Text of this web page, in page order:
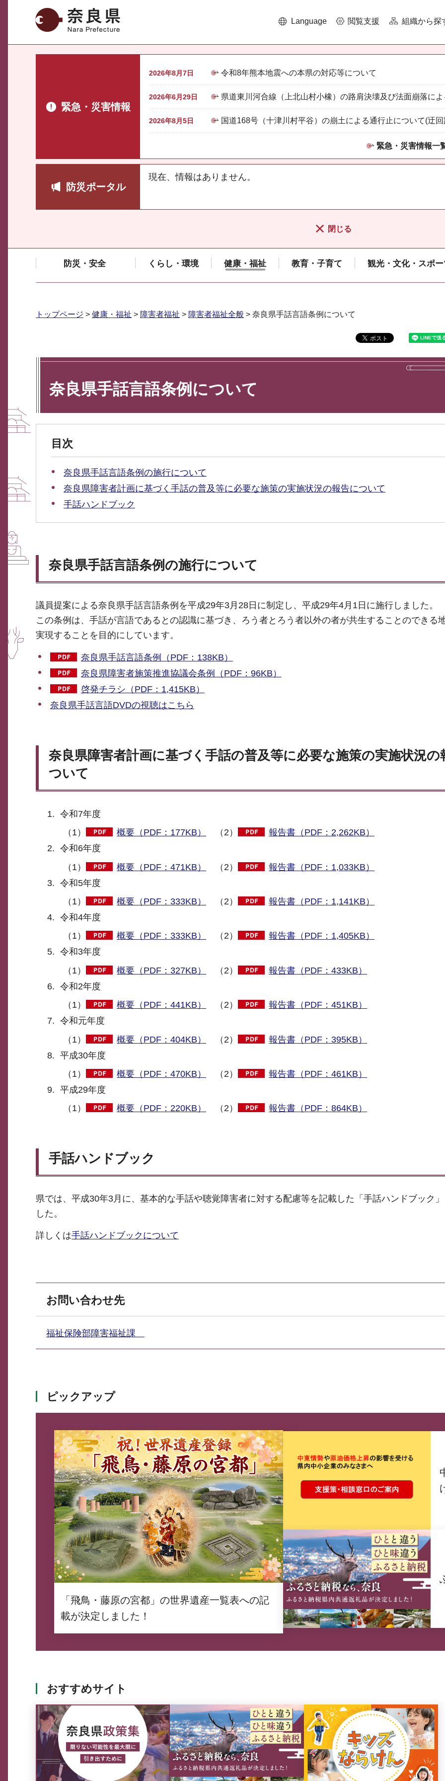
奈良県 Language 閲覧支援 組織から探
緊急・災害情報
2026年8月7日 令和8年熊本地震への本県の対応等について
2026年6月29日 県道東川河合線（上北山村小橡）の路肩決壊及び法面崩落に
2026年8月5日 国道168号（十津川村平谷）の崩土による通行止について(迂
緊急・災害情報一
防災ポータル
現在、情報はありません。
閉じる
防災・安全 くらし・環境 健康・福祉 教育・子育て 観光・文化・スポー
トップページ > 健康・福祉 > 障害者福祉 > 障害者福祉全般 > 奈良県手話言語条例について
奈良県手話言語条例について
目次
奈良県手話言語条例の施行について
奈良県障害者計画に基づく手話の普及等に必要な施策の実施状況の報告について
手話ハンドブック
奈良県手話言語条例の施行について
議員提案による奈良県手話言語条例を平成29年3月28日に制定し、平成29年4月1日に施行しました。
この条例は、手話が言語であるとの認識に基づき、ろう者とろう者以外の者が共生することのできる
実現することを目的にしています。
奈良県手話言語条例（PDF：138KB）
奈良県障害者施策推進協議会条例（PDF：96KB）
啓発チラシ（PDF：1,415KB）
奈良県手話言語DVDの視聴はこちら
奈良県障害者計画に基づく手話の普及等に必要な施策の実施状況の
ついて
令和7年度
（1）
概要（PDF：177KB） （2）
報告書（PDF：2,262KB）
令和6年度
（1）
概要（PDF：471KB） （2）
報告書（PDF：1,033KB）
令和5年度
（1）
概要（PDF：333KB） （2）
報告書（PDF：1,141KB）
令和4年度
（1）
概要（PDF：333KB） （2）
報告書（PDF：1,405KB）
令和3年度
（1）
概要（PDF：327KB） （2）
報告書（PDF：433KB）
令和2年度
（1）
概要（PDF：441KB） （2）
報告書（PDF：451KB）
令和元年度
（1）
概要（PDF：404KB） （2）
報告書（PDF：395KB）
平成30年度
（1）
概要（PDF：470KB） （2）
報告書（PDF：461KB）
平成29年度
（1）
概要（PDF：220KB） （2） 報告書（PDF：864KB）
手話ハンドブック
県では、平成30年3月に、基本的な手話や聴覚障害者に対する配慮等を記載した「手話ハンドブック
した。
詳しくは手話ハンドブックについて
お問い合わせ先
福祉保険部障害福祉課
ピックアップ
「飛鳥・藤原の宮都」の世界遺産一覧表への記
載が決定しました！
おすすめサイト